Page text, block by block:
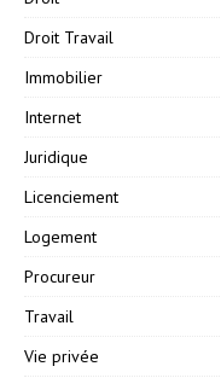
Droit Travail
Immobilier
Internet
Juridique
Licenciement
Logement
Procureur
Travail
Vie privée